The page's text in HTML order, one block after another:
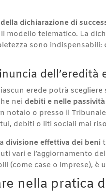
dichiarazione di
modello telematico. La
sono
dell’eredità
erede potrà scegliere
nei debiti e nelle passività
notaio o presso il
debiti o liti sociali mai
divisione effettiva dei beni
vari e l’aggiornamento
(come case o imprese),
nella pratica